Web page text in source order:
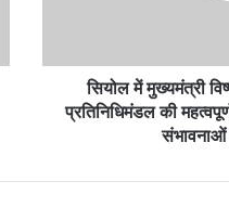
सियोल में मुख्यमंत्री
प्रतिनिधिमंडल की
संभावनाओं